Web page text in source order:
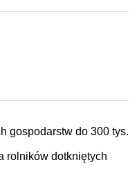
gospodarstw do 300 tys.
rolników dotkniętych